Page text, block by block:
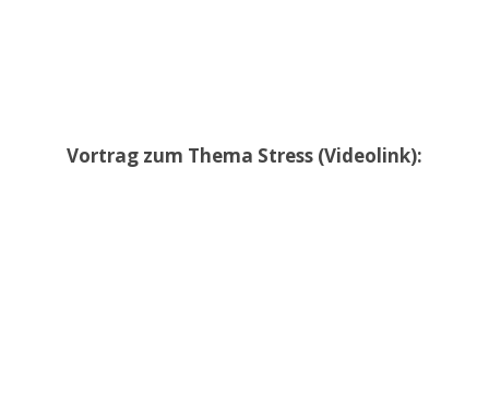
Vortrag zum Thema Stress (Videolink):